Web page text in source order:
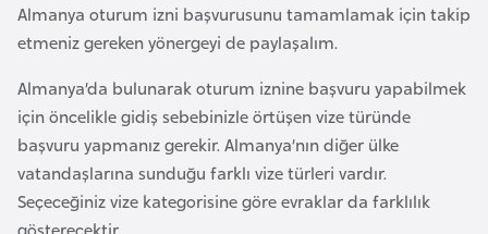
Almanya oturum izni başvurusunu tamamlamak için takip
etmeniz gereken yönergeyi de paylaşalım.
Almanya’da bulunarak oturum iznine başvuru yapabilmek
için öncelikle gidiş sebebinizle örtüşen vize türünde
başvuru yapmanız gerekir. Almanya’nın diğer ülke
vatandaşlarına sunduğu farklı vize türleri vardır.
Seçeceğiniz vize kategorisine göre evraklar da farklılık
u
t
i
Ç
i
n